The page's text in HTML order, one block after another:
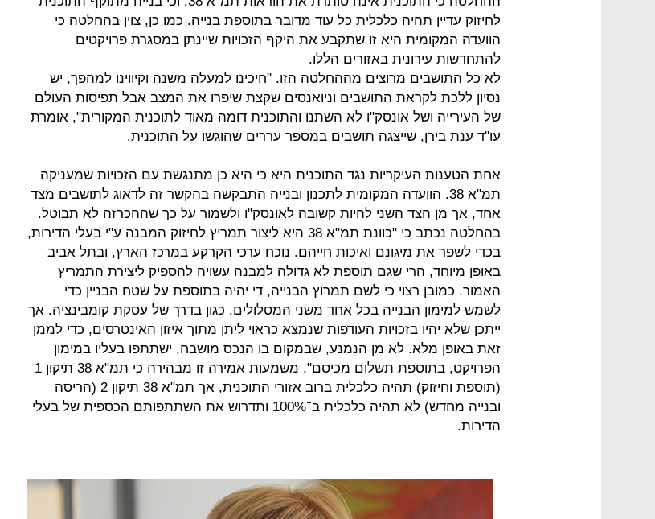
לחיזוק עדיין תהיה כלכלית כל עוד מדובר בתוספת בנייה. כמו כן, צוין בהחלטה כי
הוועדה המקומית היא זו שתקבע את היקף הזכויות שיינתן במסגרת פרויקטים
להתחדשות עירונית באזורים הללו.
לא כל התושבים מרוצים מההחלטה הזו. "חיכינו למעלה משנה וקיווינו למהפך, יש
נסיון ללכת לקראת התושבים וניואנסים שקצת שיפרו את המצב אבל תפיסות העולם
של העירייה ושל אונסק"ו לא השתנו והתוכנית דומה מאוד לתוכנית המקורית", אומרת
עו"ד ענת בירן, שייצגה תושבים במספר עררים שהוגשו על התוכנית.
אחת הטענות העיקריות נגד התוכנית היא כי היא כן מתנגשת עם הזכויות שמעניקה
תמ"א 38. הוועדה המקומית לתכנון ובנייה התבקשה בהקשר זה לדאוג לתושבים מצד
אחד, אך מן הצד השני להיות קשובה לאונסק"ו ולשמור על כך שההכרזה לא תבוטל.
בהחלטה נכתב כי "כוונת תמ"א 38 היא ליצור תמריץ לחיזוק המבנה ע"י בעלי הדירות,
בכדי לשפר את מיגונם ואיכות חייהם. נוכח ערכי הקרקע במרכז הארץ, ובתל אביב
באופן מיוחד, הרי שגם תוספת לא גדולה למבנה עשויה להספיק ליצירת התמריץ
האמור. כמובן רצוי כי לשם תמרוץ הבנייה, די יהיה בתוספת על שטח הבניין כדי
לשמש למימון הבנייה בכל אחד משני המסלולים, כגון בדרך של עסקת קומבינציה. אך
ייתכן שלא יהיו בזכויות העודפות שנמצא כראוי ליתן מתוך איזון האינטרסים, כדי לממן
זאת באופן מלא. לא מן הנמנע, שבמקום בו הנכס מושבח, ישתתפו בעליו במימון
הפרויקט, בתוספת תשלום מכיסם". משמעות אמירה זו מבהירה כי תמ"א 38 תיקון 1
(תוספת וחיזוק) תהיה כלכלית ברוב אזורי התוכנית, אך תמ"א 38 תיקון 2 (הריסה
ובנייה מחדש) לא תהיה כלכלית ב־100% ותדרוש את השתתפותם הכספית של בעלי
הדירות.